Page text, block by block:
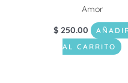
Amor
$ 250.00
AL CARRITO